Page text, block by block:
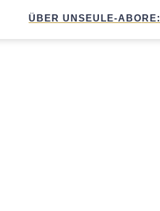
ÜBER UNS EULE-ABO